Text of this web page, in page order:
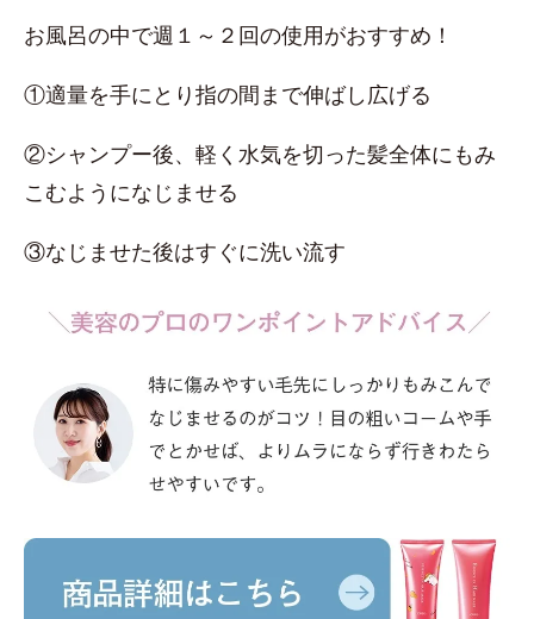
お風呂の中で週１～２回の使用がおすすめ！
①適量を手にとり指の間まで伸ばし広げる
②シャンプー後、軽く水気を切った髪全体にもみ
こむようになじませる
③なじませた後はすぐに洗い流す